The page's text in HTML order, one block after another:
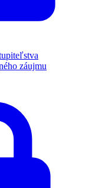
záujmu